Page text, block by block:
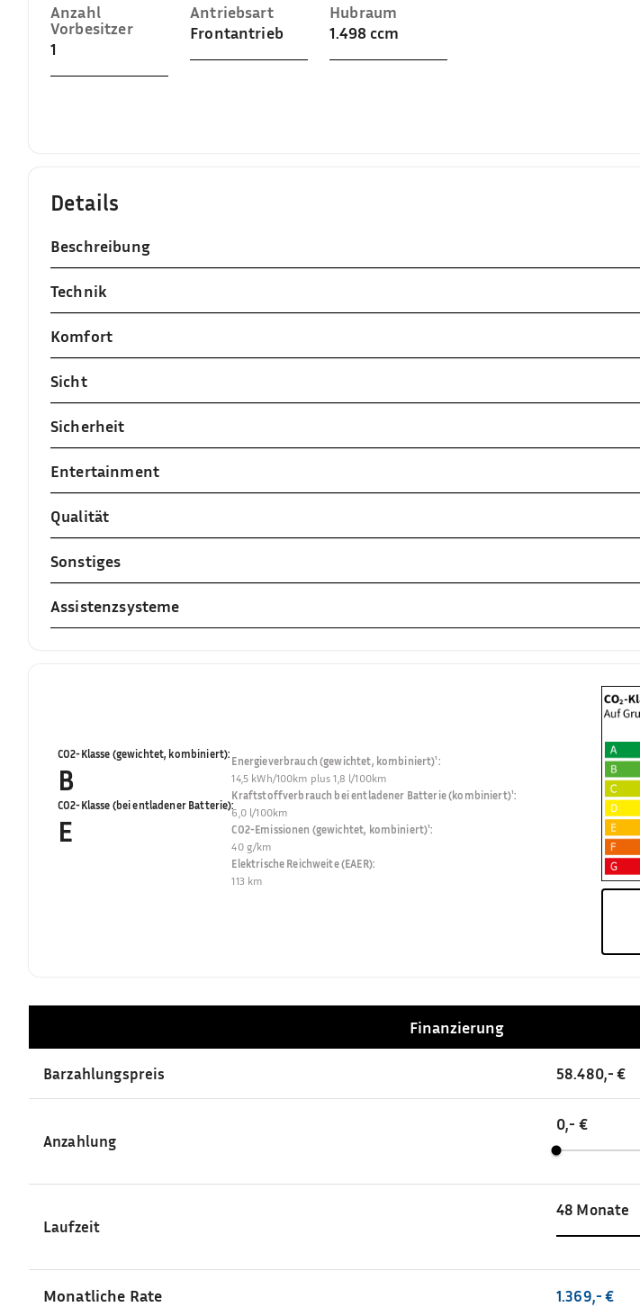
Anzahl
Vorbesitzer
1
Antriebsart
Frontantrieb
Hubraum
1.498 ccm
Details
Beschreibung
Technik
Komfort
Sicht
Sicherheit
Entertainment
Qualität
Sonstiges
Assistenzsysteme
CO2-Klasse (gewichtet, kombiniert):
B
CO2-Klasse (bei entladener Batterie):
E
Energieverbrauch (gewichtet, kombiniert)¹:
14,5 kWh/100km plus 1,8 l/100km
Kraftstoffverbrauch bei entladener Batterie (kombiniert)¹:
6,0 l/100km
CO2-Emissionen (gewichtet, kombiniert)¹:
40 g/km
Elektrische Reichweite (EAER):
113 km
Finanzierung
Barzahlungspreis 58.480,- €
Anzahlung
0,- €
Laufzeit
48 Monate
Monatliche Rate 1.369,- €